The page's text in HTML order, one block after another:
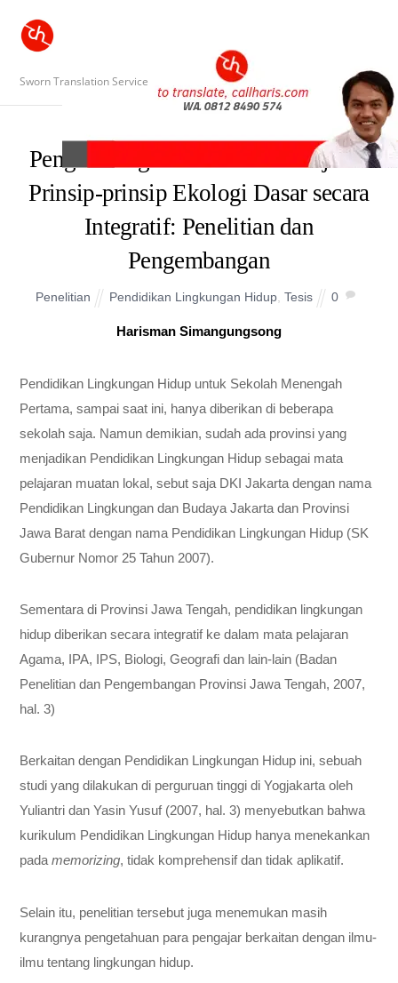
Sworn Translation Service
Pengembangan Model Pembelajaran
Prinsip-prinsip Ekologi Dasar secara
Integratif: Penelitian dan
Pengembangan
Penelitian Pendidikan Lingkungan Hidup Tesis 0
Harisman Simangungsong
Pendidikan Lingkungan Hidup untuk Sekolah Menengah
Pertama, sampai saat ini, hanya diberikan di beberapa
sekolah saja. Namun demikian, sudah ada provinsi yang
menjadikan Pendidikan Lingkungan Hidup sebagai mata
pelajaran muatan lokal, sebut saja DKI Jakarta dengan nama
Pendidikan Lingkungan dan Budaya Jakarta dan Provinsi
Jawa Barat dengan nama Pendidikan Lingkungan Hidup (SK
Gubernur Nomor 25 Tahun 2007).
Sementara di Provinsi Jawa Tengah, pendidikan lingkungan
hidup diberikan secara integratif ke dalam mata pelajaran
Agama, IPA, IPS, Biologi, Geografi dan lain-lain (Badan
Penelitian dan Pengembangan Provinsi Jawa Tengah, 2007,
hal. 3)
Berkaitan dengan Pendidikan Lingkungan Hidup ini, sebuah
studi yang dilakukan di perguruan tinggi di Yogjakarta oleh
Yuliantri dan Yasin Yusuf (2007, hal. 3) menyebutkan bahwa
kurikulum Pendidikan Lingkungan Hidup hanya menekankan
padamemorizing, tidak komprehensif dan tidak aplikatif.
Selain itu, penelitian tersebut juga menemukan masih
kurangnya pengetahuan para pengajar berkaitan dengan ilmu-
ilmu tentang lingkungan hidup.